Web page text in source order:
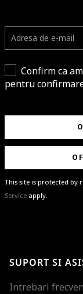
Confirm ca
pentru
This site is protected by
Service apply.
SUPORT SI
Intrebari